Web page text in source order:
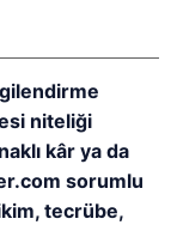
niteliği
kâr ya da
sorumlu
tecrübe,